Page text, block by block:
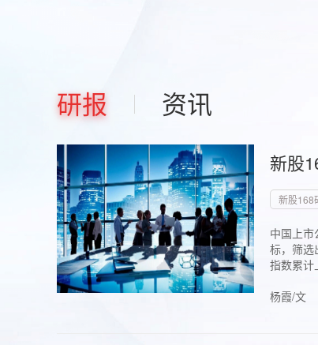
研报 资讯
新股
新股168
中国上
标，筛选
指数累计
杨霞/文